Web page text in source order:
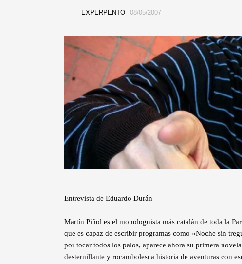
EXPERPENTO 08/05/2007
Entrevista de Eduardo Durán
Martín Piñol es el monologuista más catalán de toda la
que es capaz de escribir programas como «Noche sin
por tocar todos los palos, aparece ahora su primera
desternillante y rocambolesca historia de aventuras con